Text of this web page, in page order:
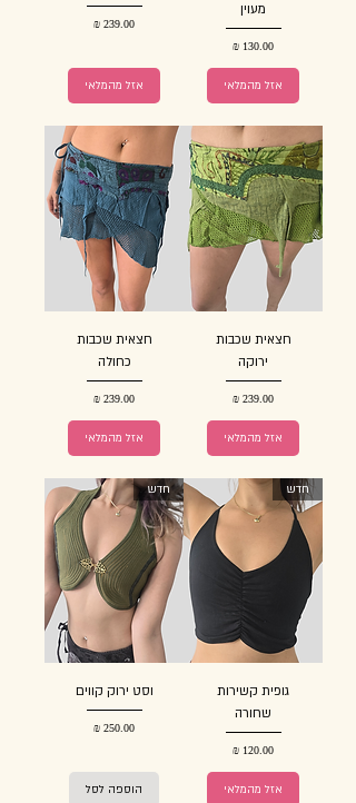
מעוין
מחיר
אזל מהמלאי
מחיר
אזל מהמלאי
חצאית שכבות
ירוקה
מחיר
אזל מהמלאי
חצאית שכבות
כחולה
מחיר
אזל מהמלאי
חדש
גופית קשירות
שחורה
מחיר
אזל מהמלאי
חדש
וסט ירוק קווים
מחיר
הוספה לסל